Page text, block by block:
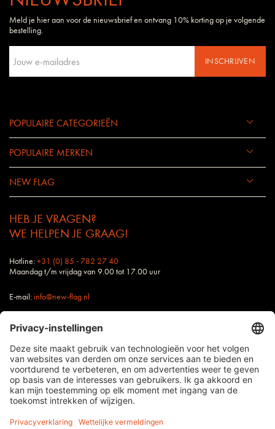
Meld je hier aan voor de nieuwsbrief en ontvang 10% korting op je volgende
bestelling.
INSCHRIJVEN
POPULAIRE CATEGORIEËN
POPULAIRE MERKEN
NEW FLAG
HEB JE VRAGEN?
WE HELPEN JE GRAAG!
Hotline:+31 (0) 85 - 782 27 40
Maandag t/m vrijdag van 9.00 tot 17.00 uur
E-mail:info@new-flag.nl
Buitendienst: Ook jouw contactpersoon bij New
Flag staat altijd voor je klaar.
alle prijzen zijn excl. BTW en verzendkosten, tenzij anders vermeld